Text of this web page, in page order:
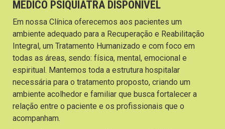
MÉDICO PSIQUIATRA DISPONÍVEL
Em nossa Clínica oferecemos aos pacientes um
ambiente adequado para a Recuperação e Reabilitação
Integral, um Tratamento Humanizado e com foco em
todas as áreas, sendo: física, mental, emocional e
espiritual. Mantemos toda a estrutura hospitalar
necessária para o tratamento proposto, criando um
ambiente acolhedor e familiar que busca fortalecer a
relação entre o paciente e os profissionais que o
acompanham.